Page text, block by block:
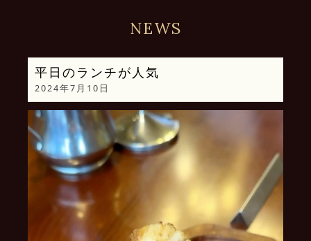
NEWS
平日のランチが人気
2024年7月10日
動
画
プ